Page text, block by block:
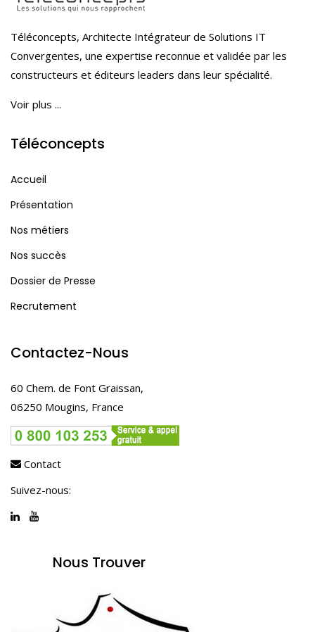
Téléconcepts, Architecte Intégrateur de Solutions IT
Convergentes, une expertise reconnue et validée par les
constructeurs et éditeurs leaders dans leur spécialité.
Voir plus ...
Téléconcepts
Accueil
Présentation
Nos métiers
Nos succès
Dossier de Presse
Recrutement
Contactez-Nous
60 Chem. de Font Graissan,
06250 Mougins, France
Contact
Suivez-nous:
Nous Trouver